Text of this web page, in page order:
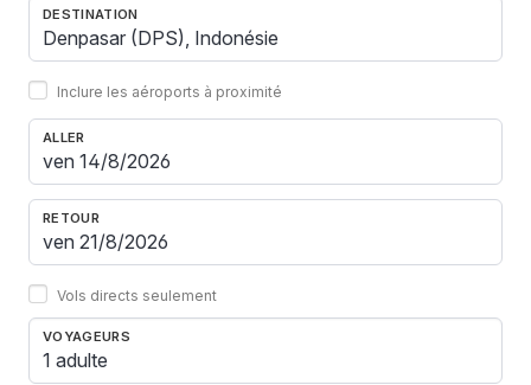
DESTINATION
Inclure les aéroports à proximité
ALLER
RETOUR
Vols directs seulement
VOYAGEURS
1 adulte